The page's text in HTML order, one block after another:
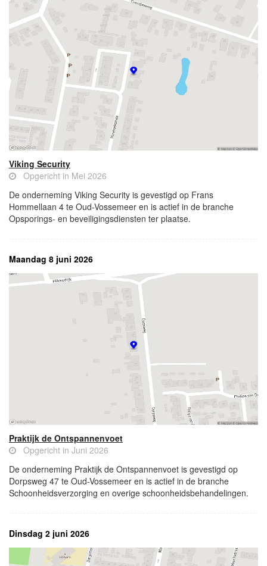
Viking Security
Opgericht in Mei 2026
De onderneming Viking Security is gevestigd op Frans
Hommellaan 4 te Oud-Vossemeer en is actief in de branche
Opsporings- en beveiligingsdiensten ter plaatse.
Maandag 8 juni 2026
Praktijk de Ontspannenvoet
Opgericht in Juni 2026
De onderneming Praktijk de Ontspannenvoet is gevestigd op
Dorpsweg 47 te Oud-Vossemeer en is actief in de branche
Schoonheidsverzorging en overige schoonheidsbehandelingen.
Dinsdag 2 juni 2026